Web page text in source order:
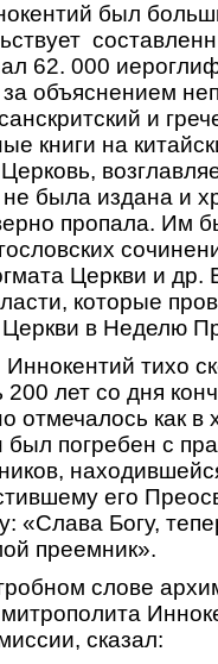
был
62. 000
объяснением
и
книги на
не была издана и
пропала. Им
Церкви и
которые
в Неделю
тихо
200 лет со дня
отмечалось как
погребен с
его
«Слава Богу,
преемник».
слове
сказал: